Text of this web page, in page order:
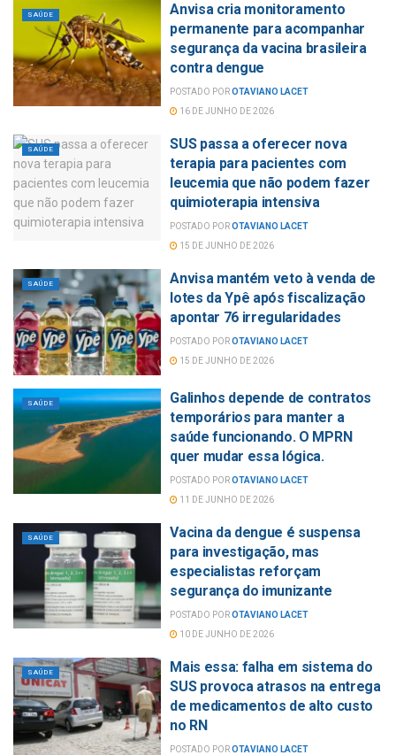
SAÚDE
Anvisa cria monitoramento
permanente para acompanhar
segurança da vacina brasileira
contra dengue
POSTADO POROTAVIANO LACET
16 DE JUNHO DE 2026
SAÚDE
SUS passa a oferecer nova
terapia para pacientes com
leucemia que não podem fazer
quimioterapia intensiva
POSTADO POROTAVIANO LACET
15 DE JUNHO DE 2026
SAÚDE
Anvisa mantém veto à venda de
lotes da Ypê após fiscalização
apontar 76 irregularidades
POSTADO POROTAVIANO LACET
15 DE JUNHO DE 2026
SAÚDE
Galinhos depende de contratos
temporários para manter a
saúde funcionando. O MPRN
quer mudar essa lógica.
POSTADO POROTAVIANO LACET
11 DE JUNHO DE 2026
SAÚDE
Vacina da dengue é suspensa
para investigação, mas
especialistas reforçam
segurança do imunizante
POSTADO POROTAVIANO LACET
10 DE JUNHO DE 2026
SAÚDE
Mais essa: falha em sistema do
SUS provoca atrasos na entrega
de medicamentos de alto custo
no RN
POSTADO POROTAVIANO LACET